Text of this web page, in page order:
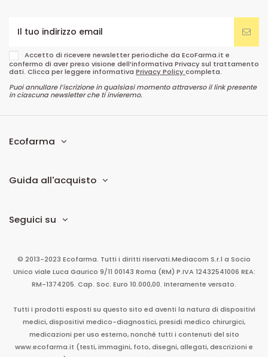
Accetto di ricevere newsletter periodiche da EcoFarma.it e
confermo di aver preso visione dell’informativa Privacy sul trattamento
dati. Clicca per leggere informativa Privacy Policycompleta.
Puoi annullare l’iscrizione in qualsiasi momento attraverso il link presente
in ciascuna newsletter che ti invieremo.
Ecofarma
Guida all'acquisto
Seguici su
© 2013-2023 Ecofarma. Tutti i diritti riservati.Mediacom S.r.l a Socio
Unico viale Luca Gaurico 9/11 00143 Roma (RM) P.IVA 12432541006 REA:
RM-1374205. Cap. Soc. Euro 10.000,00. Interamente versato.
Tutti i prodotti esposti su questo sito ed aventi la natura di dispositivi
medici, dispositivi medico-diagnostici, presidi medico chirurgici,
medicazioni per uso esterno, nonché tutti i contenuti del sito
www.ecofarma.it (testi, immagini, foto, disegni, allegati, descrizioni e